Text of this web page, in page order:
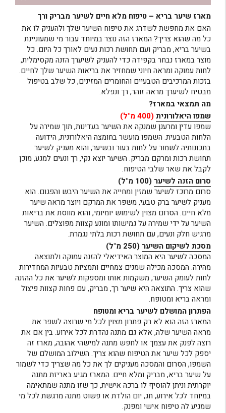
מארז שיער בריא – טיפוח מלא חיים לשיער מבריק ורך
האם את מחפשת לשדרג את טיפוח השיער שלך ולהעניק לו את
כל מה שהוא צריך? המארז הזה נוצר במיוחד עבור מי שמעוניינת
בשיער בריא, מבריק ועם תחושת רכות נעים לאורך כל היום. כל
מוצר במארז נבחר בקפידה כדי להעניק לשיערך הזנה מקסימלית,
לחות עמוקה ומראה חיוני שמחזיר את בריאות השיער שלך לחיים.
בזכות המרכיבים הטבעיים והחומרים המזינים, כל שלב בטיפול
מבטיח לשיערך מראה זוהר, רך ונפלא.
מה תמצאי במארז?
שמפו היאלורונית(400 מ"ל)
שמפו עדין ומרענן שמנקה את השיער בעדינות, תוך שמירה על
הלחות הטבעית. השמפו מועשר בחומצה היאלורונית, הידועה
בתכונותיה לשמור על לחות בעור ובשיער, והוא מעניק לשיער
תחושת רכות ומרקם מבריק. השיער יוצא נקי, רך ונעים למגע, מוכן
לקבל את שאר שלבי הטיפוח.
סרום הזנה לשיער (100 מ"ל)
סרום מרוכז לשיער שמזין ומחייה את השיער היבש והפגום. הוא
מעניק לשיער ברק טבעי, משפר את המרקם ויוצר מראה שיער
מלא חיים. הסרום מצוין לשימוש יומיומי, והוא מווסת את בריאות
השיער על ידי שמירה על גמישותו ומונע קצוות מפוצלים. השיער
מרגיש חלק ונעים, עם תחושת רכות בלתי נגמרת.
מסכת לשיקום השיער (250 מ"ל)
המסכה לשיער היא המוצר האידיאלי להזנה עמוקה ולתוצאה
מהירה. המסכה מכילה שמנים צמחיים ותמציות טבעיות המחדירות
לחות לעומק השיער, משקמות אותו ומספקות לשיער את כל ההזנה
שהוא צריך. התוצאה היא שיער רך, מבריק, עם פחות קצוות פיצול
ומראה בריא ומטופח.
הפתרון המושלם לשיער בריא ומטופח
המארז הזה הוא לא רק פתרון מצוין לכל מי שרוצה לשפר את
מראה השיער שלה, אלא גם מתנה נהדרת לכל אירוע. בין אם את
רוצה לפנק את עצמך או לחפש מתנה למישהי אהובה, מארז זה
יספק לכל שיער את הטיפוח שהוא צריך. השילוב המושלם של
השמפו, הסרום והמסכה מעניקים לך את כל מה שצריך כדי לשמור
על שיער בריא, מבריק ומלא חיים. המארז מגיע באריזת מתנה
יוקרתית וניתן להוסיף לו ברכה אישית, כך שזו מתנה שמתאימה
במיוחד לכל אירוע, חג, יום הולדת או פשוט מתנה מרגשת לכל מי
שמגיע לה טיפוח אישי ומפנק.